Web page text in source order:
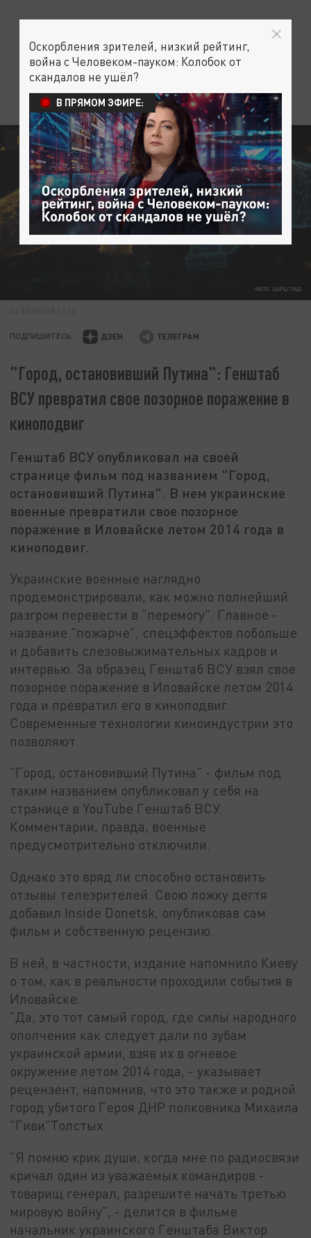
ФОТО: ЦАРЬГРАД
ПОЛИТИКА
ПОДПИШИТЕСЬ:
"Город, остановивший Путина": Генштаб
ВСУ превратил свое позорное поражение в
киноподвиг
Генштаб ВСУ опубликовал на своей
странице фильм под названием "Город,
остановивший Путина". В нем украинские
военные превратили свое позорное
поражение в Иловайске летом 2014 года в
киноподвиг.
Украинские военные наглядно
продемонстрировали, как можно полнейший
разгром перевести в "перемогу". Главное -
название "пожарче", спецэффектов побольше
и добавить слезовыжимательных кадров и
интервью. За образец Генштаб ВСУ взял свое
позорное поражение в Иловайске летом 2014
года и превратил его в киноподвиг.
Современные технологии киноиндустрии это
позволяют.
"Город, остановивший Путина" - фильм под
таким названием опубликовал у себя на
странице в YouTube Генштаб ВСУ.
Комментарии, правда, военные
предусмотрительно отключили.
Однако это вряд ли способно остановить
отзывы телезрителей. Свою ложку дегтя
добавил Inside Donetsk, опубликовав сам
фильм и собственную рецензию.
В ней, в частности, издание напомнило Киеву
о том, как в реальности проходили события в
Иловайске.
"Да, это тот самый город, где силы народного
ополчения как следует дали по зубам
украинской армии, взяв их в огневое
окружение летом 2014 года, - указывает
рецензент, напомнив, что это также и родной
город убитого Героя ДНР полковника Михаила
"Гиви"Толстых.
"Я помню крик души, когда мне по радиосвязи
кричал один из уважаемых командиров -
товарищ генерал, разрешите начать третью
мировую войну", - делится в фильме
начальник украинского Генштаба Виктор
Оскорбления зрителей, низкий рейтинг,
война с Человеком-пауком: Колобок от
скандалов не ушёл?
В ПРЯМОМ ЭФИРЕ: